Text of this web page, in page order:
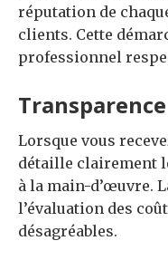
réputation de
clients. Cette
professionnel
Lorsque vous
détaille clairement
à la main-d’œuvre.
l’évaluation des
désagréables.